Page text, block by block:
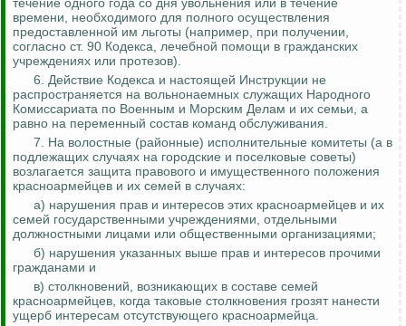
течение одного года со дня увольнения или в течение
времени, необходимого для полного осуществления
предоставленной им льготы (например, при получении,
согласно ст. 90 Кодекса, лечебной помощи в гражданских
учреждениях или протезов).
6. Действие Кодекса и настоящей Инструкции не
распространяется на вольнонаемных служащих Народного
Комиссариата по Военным и Морским Делам и их семьи, а
равно на переменный состав команд обслуживания.
7. На волостные (районные) исполнительные комитеты (а в
подлежащих случаях на городские и поселковые советы)
возлагается защита правового и имущественного положения
красноармейцев и их семей в случаях:
а) нарушения прав и интересов этих красноармейцев и их
семей государственными учреждениями, отдельными
должностными лицами или общественными организациями;
б) нарушения указанных выше прав и интересов прочими
гражданами и
в) столкновений, возникающих в составе семей
красноармейцев, когда таковые столкновения грозят нанести
ущерб интересам отсутствующего красноармейца.